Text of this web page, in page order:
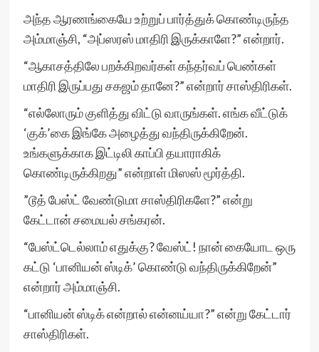
அந்த ஆரணங்கையே உற்றுப் பார்த்துக் கொண்டிருந்த
அம்மாஞ்சி, “அப்ஸரஸ் மாதிரி இருக்காளே?” என்றார்.
“ஆகாசத்திலே பறக்கிறவர்கள் கந்தர்வப் பெண்கள்
மாதிரி இருப்பது சகஜம் தானே?” என்றார் சாஸ்திரிகள்.
“எல்லோரும் குளித்து விட்டு வாருங்கள். எங்க வீட்டுக்
‘குக்’கை இங்கே அழைத்து வந்திருக்கிறேன்.
உங்களுக்காக இட்டிலி காப்பி தயாராகிக்
கொண்டிருக்கிறது” என்றாள் மிஸஸ் மூர்த்தி.
”டூத் பேஸ்ட் வேண்டுமா சாஸ்திரிகளே?” என்று
கேட்டான் சமையல் சங்கரன்.
“பேஸ்ட்டெல்லாம் எதுக்கு? வேஸ்ட்! நான் கையோட ஒரு
கட்டு ‘பானியன் ஸ்டிக்’ கொண்டு வந்திருக்கிறேன்”
என்றார் அம்மாஞ்சி.
“பானியன் ஸ்டிக் என்றால் என்னய்யா?” என்று கேட்டார்
சாஸ்திரிகள்.